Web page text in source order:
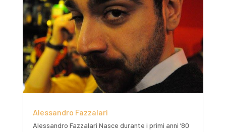
Alessandro Fazzalari
Alessandro Fazzalari Nasce durante i primi anni ’80